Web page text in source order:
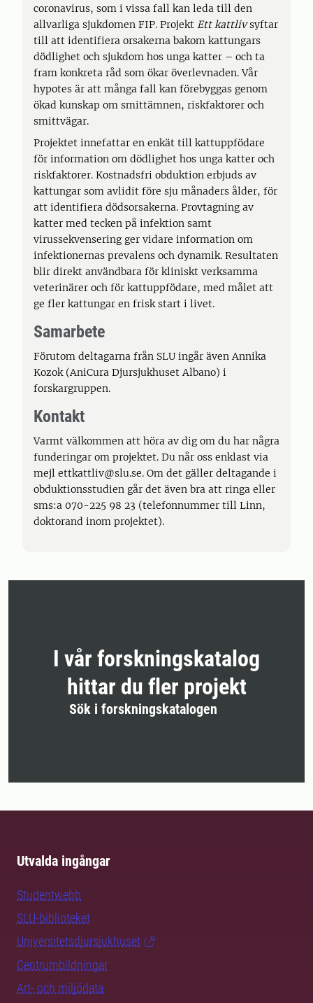
coronavirus, som i vissa fall kan leda till den
allvarliga sjukdomen FIP. Projekt Ett kattlivsyftar
till att identifiera orsakerna bakom kattungars
dödlighet och sjukdom hos unga katter – och ta
fram konkreta råd som ökar överlevnaden. Vår
hypotes är att många fall kan förebyggas genom
ökad kunskap om smittämnen, riskfaktorer och
smittvägar.
Projektet innefattar en enkät till kattuppfödare
för information om dödlighet hos unga katter och
riskfaktorer. Kostnadsfri obduktion erbjuds av
kattungar som avlidit före sju månaders ålder, för
att identifiera dödsorsakerna. Provtagning av
katter med tecken på infektion samt
virussekvensering ger vidare information om
infektionernas prevalens och dynamik. Resultaten
blir direkt användbara för kliniskt verksamma
veterinärer och för kattuppfödare, med målet att
ge fler kattungar en frisk start i livet.
Samarbete
Förutom deltagarna från SLU ingår även Annika
Kozok (AniCura Djursjukhuset Albano) i
forskargruppen.
Kontakt
Varmt välkommen att höra av dig om du har några
funderingar om projektet. Du når oss enklast via
mejl ettkattliv@slu.se. Om det gäller deltagande i
obduktionsstudien går det även bra att ringa eller
sms:a 070-225 98 23 (telefonnummer till Linn,
doktorand inom projektet).
I vår forskningskatalog
hittar du fler projekt
Sök i forskningskatalogen
Utvalda ingångar
Studentwebb
SLU-biblioteket
Universitetsdjursjukhuset
Centrumbildningar
Art- och miljödata